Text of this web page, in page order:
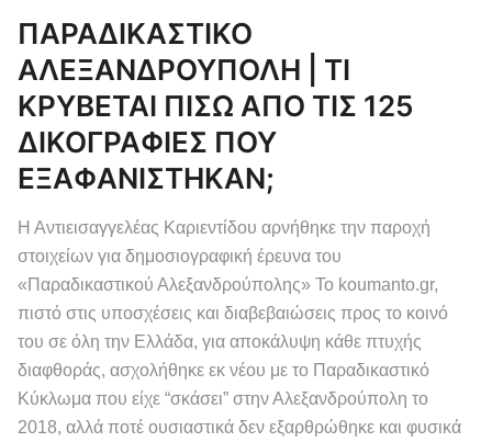
ΠΑΡΑΔΙΚΑΣΤΙΚΟ
ΑΛΕΞΑΝΔΡΟΥΠΟΛΗ | ΤΙ
ΚΡΥΒΕΤΑΙ ΠΙΣΩ ΑΠΟ ΤΙΣ 125
ΔΙΚΟΓΡΑΦΙΕΣ ΠΟΥ
ΕΞΑΦΑΝΙΣΤΗΚΑΝ;
Η Αντιεισαγγελέας Καριεντίδου αρνήθηκε την παροχή
στοιχείων για δημοσιογραφική έρευνα του
«Παραδικαστικού Αλεξανδρούπολης» Το koumanto.gr,
πιστό στις υποσχέσεις και διαβεβαιώσεις προς το κοινό
του σε όλη την Ελλάδα, για αποκάλυψη κάθε πτυχής
διαφθοράς, ασχολήθηκε εκ νέου με το Παραδικαστικό
Κύκλωμα που είχε “σκάσει” στην Αλεξανδρούπολη το
2018, αλλά ποτέ ουσιαστικά δεν εξαρθρώθηκε και φυσικά